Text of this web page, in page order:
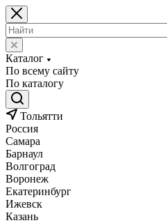
Каталог
По всему сайту
По каталогу
Тольятти
Россия
Самара
Барнаул
Волгоград
Воронеж
Екатеринбург
Ижевск
Казань